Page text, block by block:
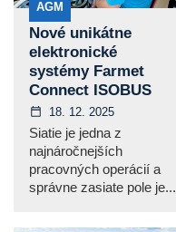
AGM
Nové unikátne
elektronické
systémy Farmet
Connect ISOBUS
18. 12. 2025
Siatie je jedna z
najnáročnejších
pracovných operácií a
správne zasiate pole je...